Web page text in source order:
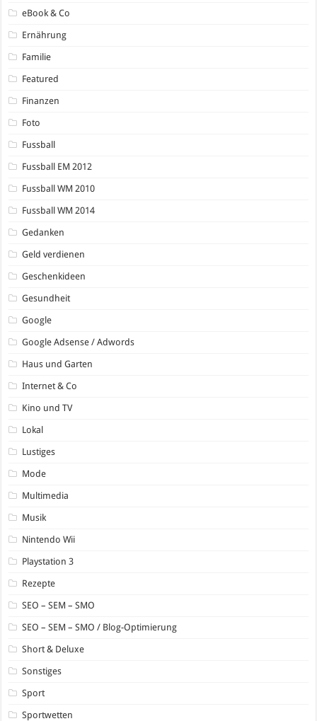
eBook & Co
Ernährung
Familie
Featured
Finanzen
Foto
Fussball
Fussball EM 2012
Fussball WM 2010
Fussball WM 2014
Gedanken
Geld verdienen
Geschenkideen
Gesundheit
Google
Google Adsense / Adwords
Haus und Garten
Internet & Co
Kino und TV
Lokal
Lustiges
Mode
Multimedia
Musik
Nintendo Wii
Playstation 3
Rezepte
SEO – SEM – SMO
SEO – SEM – SMO / Blog-Optimierung
Short & Deluxe
Sonstiges
Sport
Sportwetten